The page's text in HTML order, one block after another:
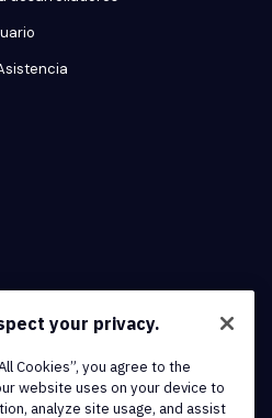
your privacy.
Cookies”, you agree to the
website uses on your device to
analyze site usage, and assist